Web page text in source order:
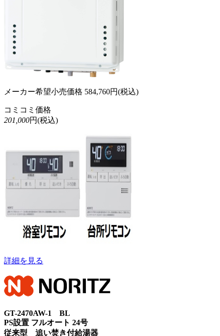
メーカー希望小売価格 584,760円(税込)
コミコミ価格
201,000円(税込)
詳細を見る
GT-2470AW-1 BL
PS設置 フルオート 24号
従来型 追い焚き付給湯器